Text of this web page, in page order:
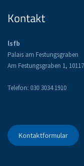
Kontakt
lsfb
Palais am Festungsgraben
Am Festungsgraben 1,
Telefon: 030 3034 1910
Kontaktformular